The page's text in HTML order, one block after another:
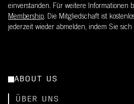
einverstanden. Für weitere Informationen
Membership. Die Mitgliedschaft ist
jederzeit wieder abmelden, indem Sie sich
ABOUT US
ÜBER UNS